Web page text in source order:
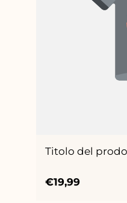
Titolo del
Prezzo
€19,99